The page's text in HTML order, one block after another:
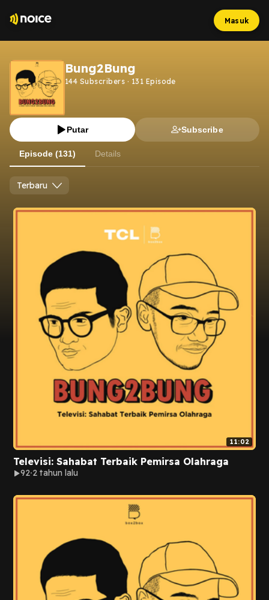
Masuk
Bung2Bung
144 Subscribers · 131 Episode
Putar Subscribe
Episode (131) Details
Terbaru
11:02
Televisi: Sahabat Terbaik Pemirsa Olahraga
92 2 tahun lalu